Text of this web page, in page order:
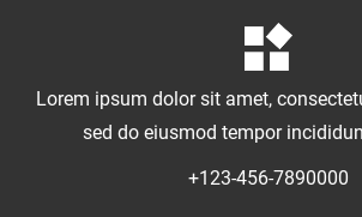
Lorem ipsum dolor sit amet,
sed do eiusmod tempor
+123-456-7890000